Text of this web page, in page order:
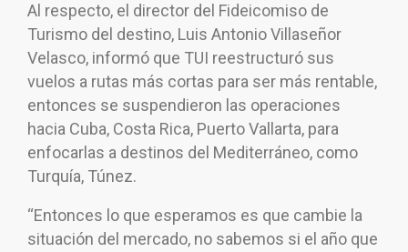
Al respecto, el director del Fideicomiso de
Turismo del destino, Luis Antonio Villaseñor
Velasco, informó que TUI reestructuró sus
vuelos a rutas más cortas para ser más rentable,
entonces se suspendieron las operaciones
hacia Cuba, Costa Rica, Puerto Vallarta, para
enfocarlas a destinos del Mediterráneo, como
Turquía, Túnez.
“Entonces lo que esperamos es que cambie la
situación del mercado, no sabemos si el año que